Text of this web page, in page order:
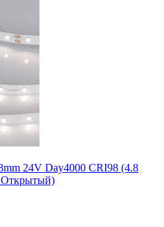
24V Day4000 CRI98 (4.8
Открытый)